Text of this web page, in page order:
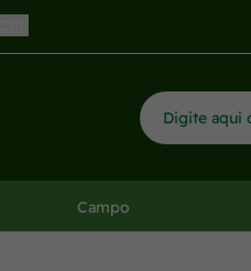
Campo